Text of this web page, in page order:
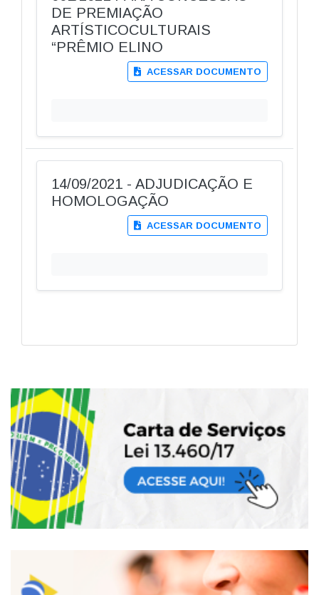
DE PREMIAÇÃO
ARTÍSTICOCULTURAIS
“PRÊMIO ELINO
ACESSAR DOCUMENTO
14/09/2021 - ADJUDICAÇÃO E
HOMOLOGAÇÃO
ACESSAR DOCUMENTO